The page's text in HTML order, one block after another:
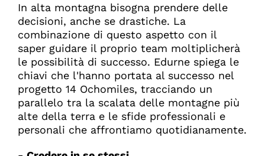
In alta montagna bisogna prendere delle
decisioni, anche se drastiche. La
combinazione di questo aspetto con il
saper guidare il proprio team moltiplicherà
le possibilità di successo. Edurne spiega le
chiavi che l'hanno portata al successo nel
progetto 14 Ochomiles, tracciando un
parallelo tra la scalata delle montagne più
alte della terra e le sfide professionali e
personali che affrontiamo quotidianamente.